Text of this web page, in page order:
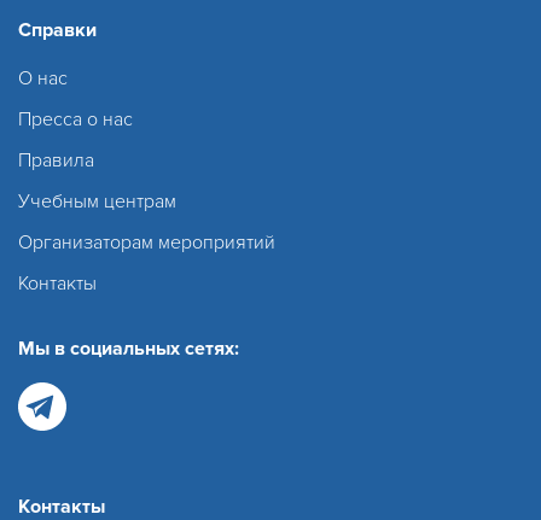
Справки
О нас
Пресса о нас
Правила
Учебным центрам
Организаторам мероприятий
Контакты
Мы в социальных сетях:
Контакты